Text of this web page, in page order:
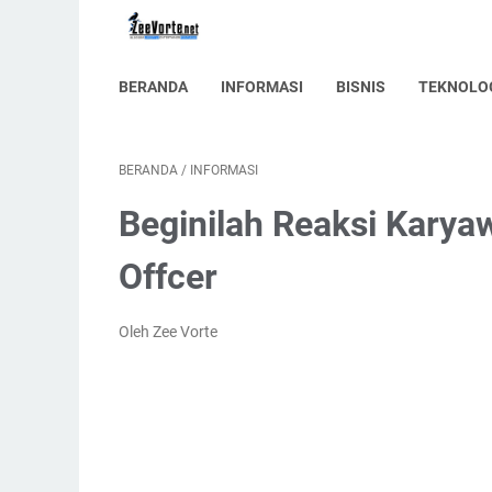
BERANDA INFORMASI BISNIS
BERANDA / INFORMASI
Beginilah Reaksi
Offcer
Oleh Zee Vorte